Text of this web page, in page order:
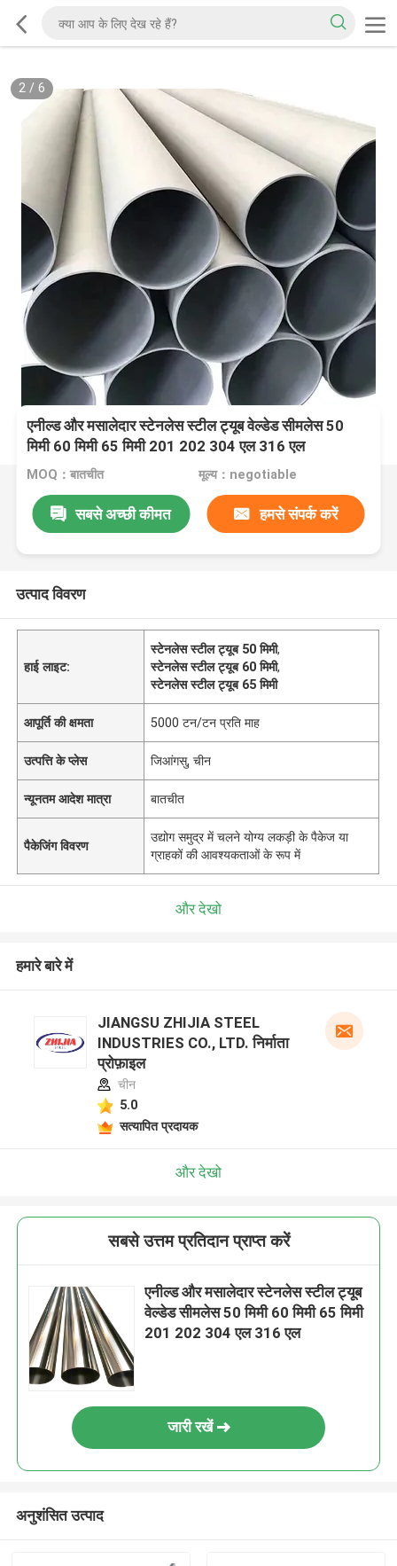
2/ 6
एनील्ड और मसालेदार स्टेनलेस स्टील ट्यूब वेल्डेड सीमलेस 50
मिमी 60 मिमी 65 मिमी 201 202 304 एल 316 एल
MOQ：बातचीत मूल्य：negotiable
सबसे अच्छी कीमत हमसे संपर्क करें
उत्पाद विवरण
हाई लाइट:
स्टेनलेस स्टील ट्यूब 50 मिमी,
स्टेनलेस स्टील ट्यूब 60 मिमी,
स्टेनलेस स्टील ट्यूब 65 मिमी
आपूर्ति की क्षमता 5000 टन/टन प्रति माह
उत्पत्ति के प्लेस जिआंगसु, चीन
न्यूनतम आदेश मात्रा बातचीत
पैकेजिंग विवरण
उद्योग समुद्र में चलने योग्य लकड़ी के पैकेज या
ग्राहकों की आवश्यकताओं के रूप में
और देखो
हमारे बारे में
JIANGSU ZHIJIA STEEL
INDUSTRIES CO., LTD. निर्माता
प्रोफ़ाइल
चीन
5.0
सत्यापित प्रदायक
और देखो
सबसे उत्तम प्रतिदान प्राप्त करें
एनील्ड और मसालेदार स्टेनलेस स्टील ट्यूब
वेल्डेड सीमलेस 50 मिमी 60 मिमी 65 मिमी
201 202 304 एल 316 एल
जारी रखें
अनुशंसित उत्पाद